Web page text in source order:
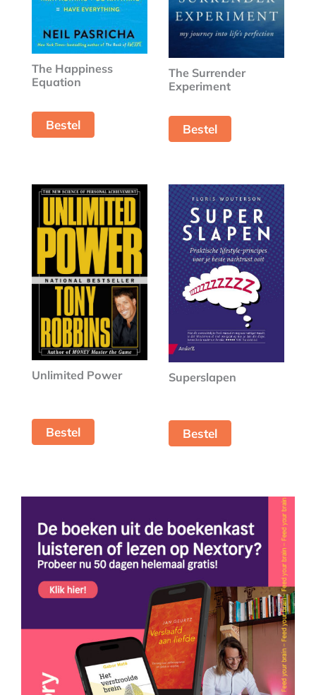
The Happiness
Equation
Bestel
The Surrender
Experiment
Bestel
Unlimited Power
Bestel
Superslapen
Bestel